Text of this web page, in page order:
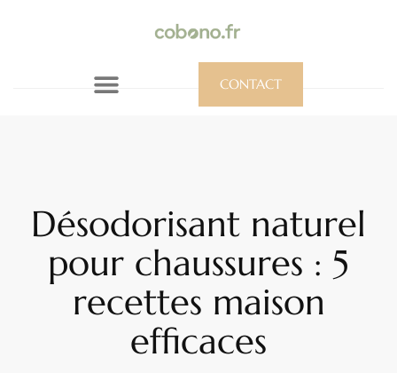
CONTACT
Désodorisant naturel
pour chaussures : 5
recettes maison
efficaces